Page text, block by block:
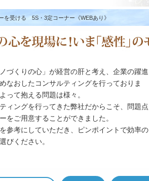
を受ける 5S・3定コーナー《WEBあり》
づくりの心」が経営の肝と考え、企業の躍進
なおしたコンサルティングを行っておりま
って抱える問題は様々。
ィングを行ってきた弊社だからこそ、問題点
をご用意することができました。
参考にしていただき、ピンポイントで効率の
びください。